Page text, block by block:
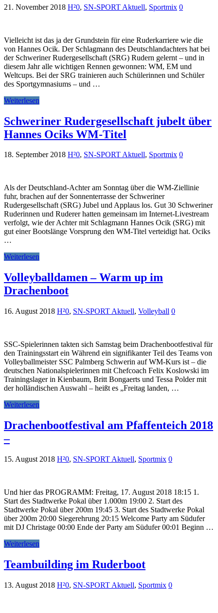
21. November 2018 H²0, SN-SPORT Aktuell, Sportmix 0
Vielleicht ist das ja der Grundstein für eine Ruderkarriere wie die
von Hannes Ocik. Der Schlagmann des Deutschlandachters hat bei
der Schweriner Rudergesellschaft (SRG) Rudern gelernt – und in
diesem Jahr alle wichtigen Rennen gewonnen: WM, EM und
Weltcups. Bei der SRG trainieren auch Schülerinnen und Schüler
des Sportgymnasiums – und …
Weiterlesen
Schweriner Rudergesellschaft jubelt über
Hannes Ociks WM-Titel
18. September 2018 H²0, SN-SPORT Aktuell, Sportmix 0
Als der Deutschland-Achter am Sonntag über die WM-Ziellinie
fuhr, brachen auf der Sonnenterrasse der Schweriner
Rudergesellschaft (SRG) Jubel und Applaus los. Gut 30 Schweriner
Ruderinnen und Ruderer hatten gemeinsam im Internet-Livestream
verfolgt, wie der Achter mit Schlagmann Hannes Ocik (SRG) mit
gut einer Bootslänge Vorsprung den WM-Titel verteidigt hat. Ociks
…
Weiterlesen
Volleyballdamen – Warm up im
Drachenboot
16. August 2018 H²0, SN-SPORT Aktuell, Volleyball 0
SSC-Spielerinnen takten sich Samstag beim Drachenbootfestival für
den Trainingsstart ein Während ein signifikanter Teil des Teams von
Volleyballmeister SSC Palmberg Schwerin auf WM-Kurs ist – die
deutschen Nationalspielerinnen mit Chefcoach Felix Koslowski im
Trainingslager in Kienbaum, Britt Bongaerts und Tessa Polder mit
der holländischen Auswahl – heißt es „Freitag landen, …
Weiterlesen
Drachenbootfestival am Pfaffenteich 2018
–
15. August 2018 H²0, SN-SPORT Aktuell, Sportmix 0
Und hier das PROGRAMM: Freitag, 17. August 2018 18:15 1.
Start des Stadtwerke Pokal über 1.000m 19:00 2. Start des
Stadtwerke Pokal über 200m 19:45 3. Start des Stadtwerke Pokal
über 200m 20:00 Siegerehrung 20:15 Welcome Party am Südufer
mit DJ Christage 00:00 Ende der Party am Südufer 00:01 Beginn …
Weiterlesen
Teambuilding im Ruderboot
13. August 2018 H²0, SN-SPORT Aktuell, Sportmix 0